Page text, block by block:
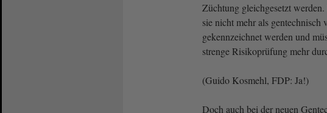
Züchtung gleichgesetzt
sie nicht mehr als gentechnisch
gekennzeichnet werden und
strenge Risikoprüfung mehr
(Guido Kosmehl, FDP: Ja!)
Doch auch bei der neuen